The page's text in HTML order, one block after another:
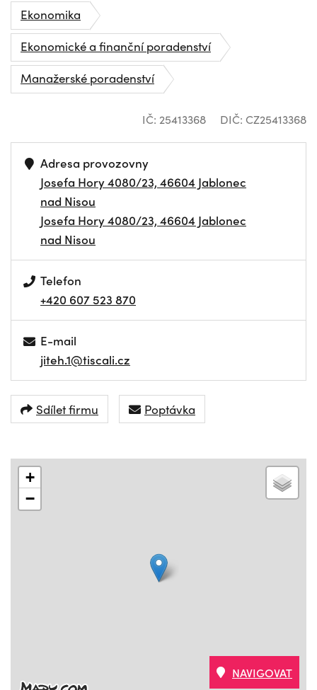
Ekonomika
Ekonomické a finanční poradenství
Manažerské poradenství
IČ: 25413368 DIČ: CZ25413368
Adresa provozovny
Josefa Hory 4080/23, 46604 Jablonec
nad Nisou
Josefa Hory 4080/23, 46604 Jablonec
nad Nisou
Telefon
+420 607 523 870
E-mail
jiteh.1@tiscali.cz
Sdílet firmu Poptávka
+
−
NAVIGOVAT